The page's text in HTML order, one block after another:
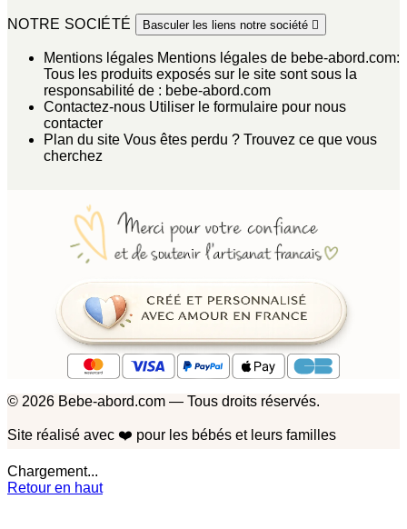
NOTRE SOCIÉTÉ Basculer les liens notre société 
Mentions légales Mentions légales de bebe-abord.com:
Tous les produits exposés sur le site sont sous la
responsabilité de : bebe-abord.com
Contactez-nous Utiliser le formulaire pour nous
contacter
Plan du site Vous êtes perdu ? Trouvez ce que vous
cherchez
© 2026 Bebe-abord.com — Tous droits réservés.
Site réalisé avec ❤️ pour les bébés et leurs familles
Chargement...
Retour en haut